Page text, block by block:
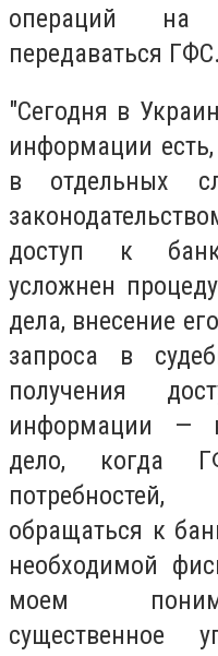
операций
передаваться ГФС.
"Сегодня в
информации
в отдельных
доступ к
усложнен
дела, внесение
запроса в
получения
информации —
дело, когда
обращаться к
необходимой
моем
существенное